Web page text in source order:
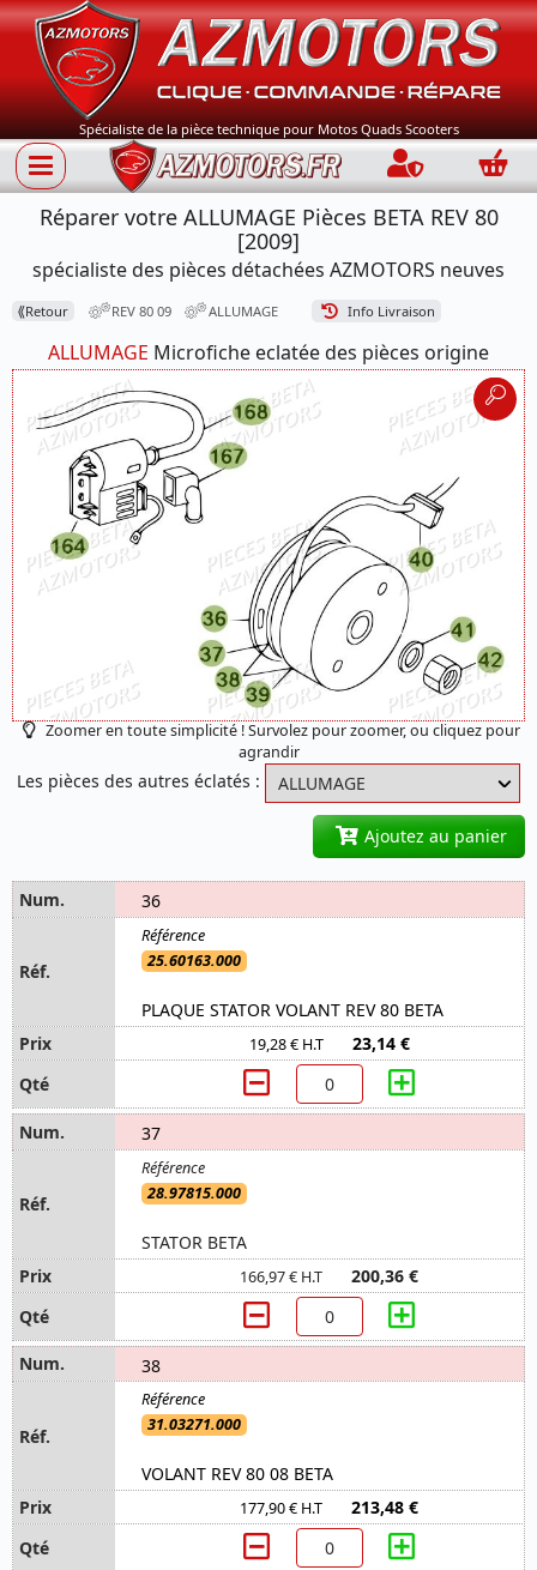
Spécialiste de la pièce technique pour Motos Quads Scooters
Connection
Réparer votre ALLUMAGE Pièces BETA REV 80
[2009]
spécialiste des pièces détachées AZMOTORS neuves
⟪Retour REV 80 09 ALLUMAGE Info Livraison
ALLUMAGE Microfiche eclatée des pièces origine
Zoomer en toute simplicité ! Survolez pour zoomer, ou cliquez pour
agrandir
Les pièces des autres éclatés :
Ajoutez au panier
36
25.60163.000
PLAQUE STATOR VOLANT REV 80 BETA
19,28 € H.T 23,14 €
37
28.97815.000
STATOR BETA
166,97 € H.T 200,36 €
38
31.03271.000
VOLANT REV 80 08 BETA
177,90 € H.T 213,48 €